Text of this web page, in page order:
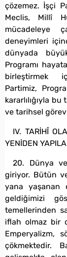
çözemez. İşçi
Meclis, Millî
mücadeleye
deneyimleri
dünyada
Programı
birleştirmek
Partimiz,
kararlılığıyla
ve tarihsel
IV. TARİHÎ
YENİDEN
20. Dünya
giriyor. Bütün
yana yaşanan
geldiğimizi
temellerinden
iflah olmaz bir
Emperyalizm,
çökmektedir.